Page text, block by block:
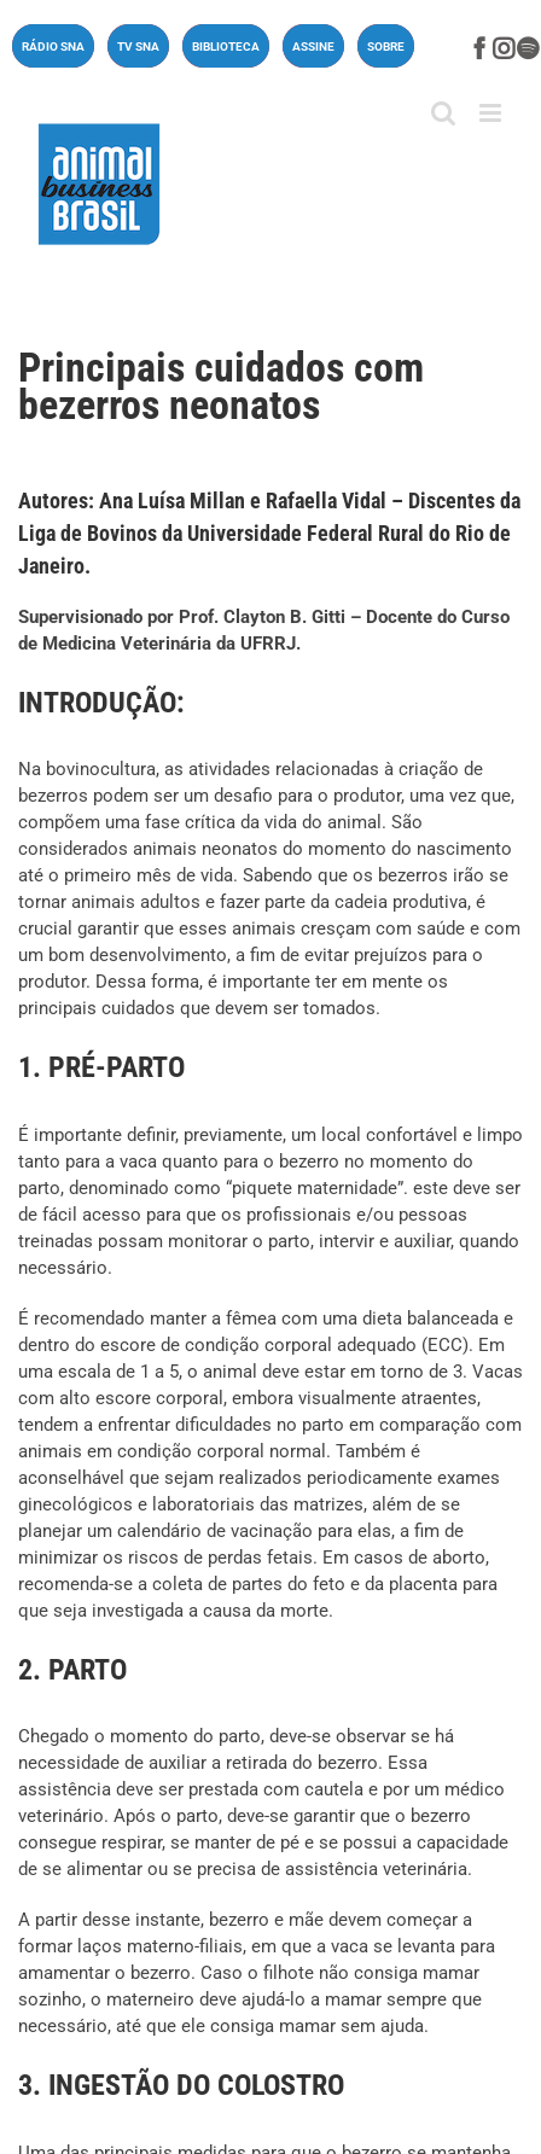
paraRÁDIO SNA TV SNA BIBLIOTECA ASSINE SOBRE
Principais cuidados com
bezerros neonatos
Autores: Ana Luísa Millan e Rafaella Vidal – Discentes da
Liga de Bovinos da Universidade Federal Rural do Rio de
Janeiro.
Supervisionado por Prof. Clayton B. Gitti – Docente do Curso
de Medicina Veterinária da UFRRJ.
INTRODUÇÃO:
Na bovinocultura, as atividades relacionadas à criação de
bezerros podem ser um desafio para o produtor, uma vez que,
compõem uma fase crítica da vida do animal. São
considerados animais neonatos do momento do nascimento
até o primeiro mês de vida. Sabendo que os bezerros irão se
tornar animais adultos e fazer parte da cadeia produtiva, é
crucial garantir que esses animais cresçam com saúde e com
um bom desenvolvimento, a fim de evitar prejuízos para o
produtor. Dessa forma, é importante ter em mente os
principais cuidados que devem ser tomados.
1. PRÉ-PARTO
É importante definir, previamente, um local confortável e limpo
tanto para a vaca quanto para o bezerro no momento do
parto, denominado como “piquete maternidade”. este deve ser
de fácil acesso para que os profissionais e/ou pessoas
treinadas possam monitorar o parto, intervir e auxiliar, quando
necessário.
É recomendado manter a fêmea com uma dieta balanceada e
dentro do escore de condição corporal adequado (ECC). Em
uma escala de 1 a 5, o animal deve estar em torno de 3. Vacas
com alto escore corporal, embora visualmente atraentes,
tendem a enfrentar dificuldades no parto em comparação com
animais em condição corporal normal. Também é
aconselhável que sejam realizados periodicamente exames
ginecológicos e laboratoriais das matrizes, além de se
planejar um calendário de vacinação para elas, a fim de
minimizar os riscos de perdas fetais. Em casos de aborto,
recomenda-se a coleta de partes do feto e da placenta para
que seja investigada a causa da morte.
2. PARTO
Chegado o momento do parto, deve-se observar se há
necessidade de auxiliar a retirada do bezerro. Essa
assistência deve ser prestada com cautela e por um médico
veterinário. Após o parto, deve-se garantir que o bezerro
consegue respirar, se manter de pé e se possui a capacidade
de se alimentar ou se precisa de assistência veterinária.
A partir desse instante, bezerro e mãe devem começar a
formar laços materno-filiais, em que a vaca se levanta para
amamentar o bezerro. Caso o filhote não consiga mamar
sozinho, o materneiro deve ajudá-lo a mamar sempre que
necessário, até que ele consiga mamar sem ajuda.
3. INGESTÃO DO COLOSTRO